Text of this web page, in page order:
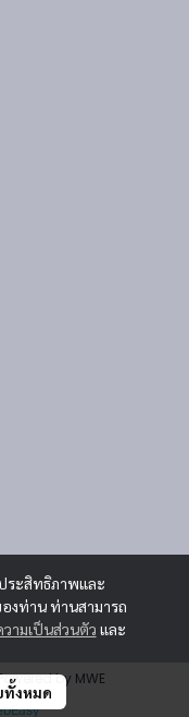
ระสิทธิภาพและ
งท่าน ท่านสามารถ
ามเป็นส่วนตัว และ
งหมด
by MWE